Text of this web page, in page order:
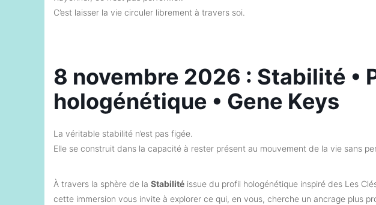
C’est laisser la vie circuler librement à travers soi.
8 novembre 2026 : Stabilité •
hologénétique • Gene Keys
La véritable stabilité n’est pas figée.
Elle se construit dans la capacité à rester présent au mouvement de la vie sans
À travers la sphère de la Stabilité issue du profil hologénétique inspiré des Les
cette immersion vous invite à explorer ce qui, en vous, cherche un ancrage plus